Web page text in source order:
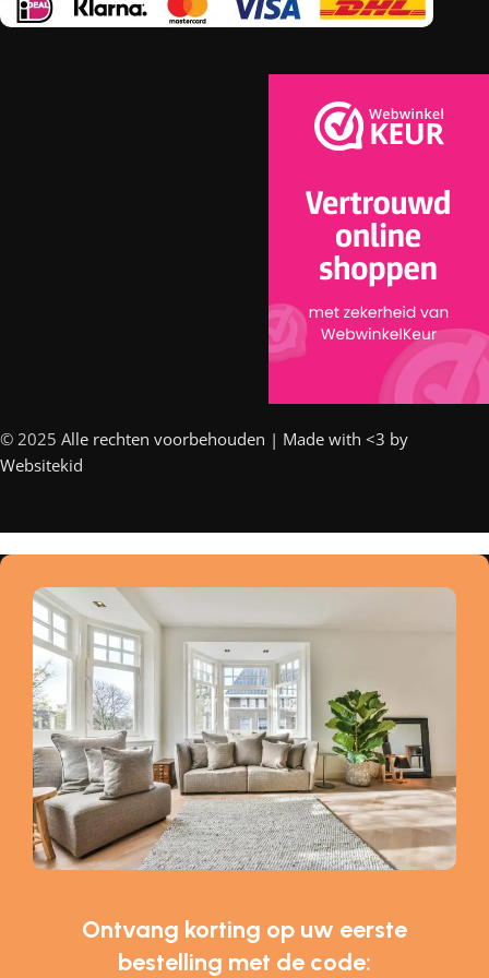
© 2025 Alle rechten voorbehouden | Made with <3 by
Websitekid
Ontvang korting op uw eerste
bestelling met de code: